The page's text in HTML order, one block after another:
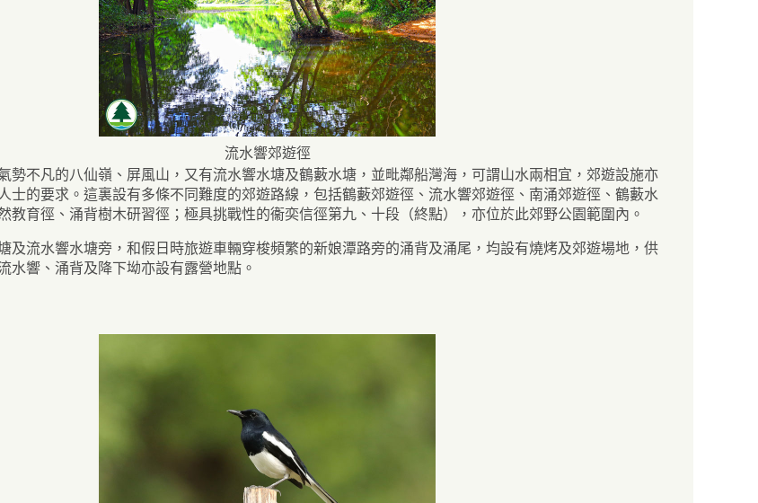
流水響郊遊徑
勢不凡的八仙嶺、屏風山，又有流水響水塘及鶴藪水塘，並毗鄰船灣海，可謂山水兩相宜，郊遊設施亦
士的要求。這裏設有多條不同難度的郊遊路線，包括鶴藪郊遊徑、流水響郊遊徑、南涌郊遊徑、鶴藪水
教育徑、涌背樹木研習徑；極具挑戰性的衞奕信徑第九、十段（終點），亦位於此郊野公園範圍內。
及流水響水塘旁，和假日時旅遊車輛穿梭頻繁的新娘潭路旁的涌背及涌尾，均設有燒烤及郊遊場地，供
水響、涌背及降下坳亦設有露營地點。